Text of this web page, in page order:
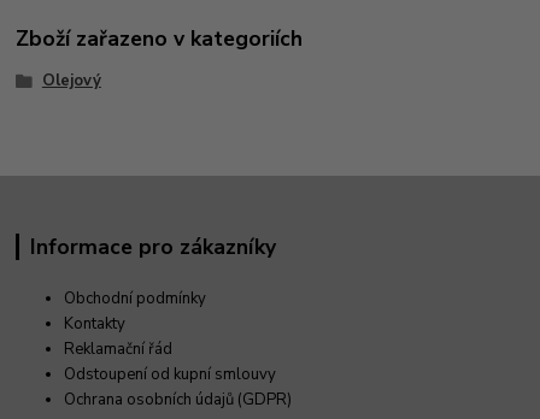
Zboží zařazeno v kategoriích
Olejový
Informace pro zákazníky
Obchodní podmínky
Kontakty
Reklamační řád
Odstoupení od kupní smlouvy
Ochrana osobních údajů (GDPR)